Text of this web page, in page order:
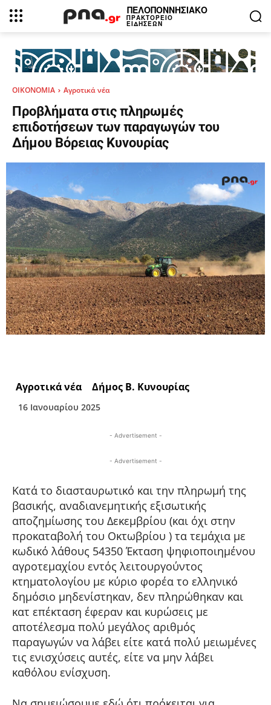
ΠΕΛΟΠΟΝΝΗΣΙΑΚΟ
ΠΡΑΚΤΟΡΕΙΟ
ΕΙΔΗΣΕΩΝ
ΟΙΚΟΝΟΜΙΑ Αγροτικά νέα
Προβλήματα στις πληρωμές
επιδοτήσεων των παραγωγών του
Δήμου Βόρειας Κυνουρίας
Αγροτικά νέα Δήμος Β. Κυνουρίας
16 Ιανουαρίου 2025
- Advertisement -
- Advertisement -
Κατά το διασταυρωτικό και την πληρωμή της
βασικής, αναδιανεμητικής εξισωτικής
αποζημίωσης του Δεκεμβρίου (και όχι στην
προκαταβολή του Οκτωβρίου ) τα τεμάχια με
κωδικό λάθους 54350 Έκταση ψηφιοποιημένου
αγροτεμαχίου εντός λειτουργούντος
κτηματολογίου με κύριο φορέα το ελληνικό
δημόσιο μηδενίστηκαν, δεν πληρώθηκαν και
κατ επέκταση έφεραν και κυρώσεις με
αποτέλεσμα πολύ μεγάλος αριθμός
παραγωγών να λάβει είτε κατά πολύ μειωμένες
τις ενισχύσεις αυτές, είτε να μην λάβει
καθόλου ενίσχυση.